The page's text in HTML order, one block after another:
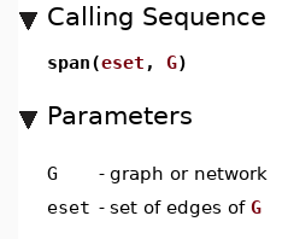
Calling Sequence
span(eset , G)
Parameters
G - graph or network
eset - set of edges of G